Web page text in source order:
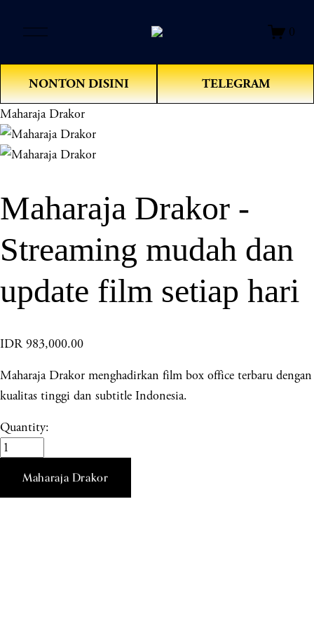
e
n
M
e
n
u
0
NONTON DISINI TELEGRAM
Maharaja Drakor
Maharaja Drakor -
Streaming mudah dan
update film setiap hari
IDR 983,000.00
Maharaja Drakor menghadirkan film box office terbaru dengan
kualitas tinggi dan subtitle Indonesia.
Quantity:
Maharaja Drakor